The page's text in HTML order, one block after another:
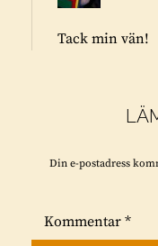
Tack min vän!
Din e-postadress
Kommentar *